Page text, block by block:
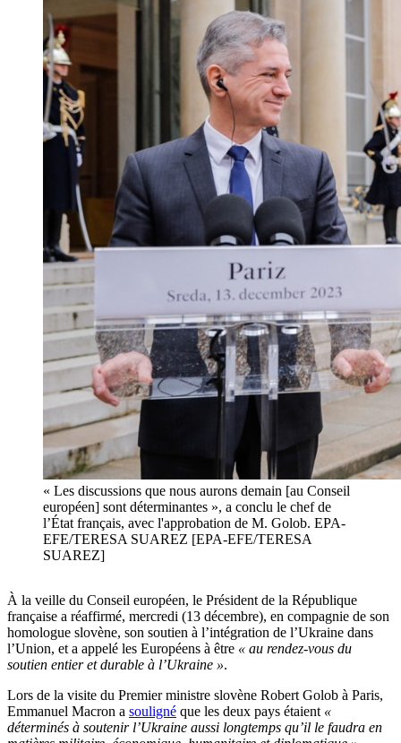
« Les discussions que nous aurons demain [au Conseil
européen] sont déterminantes », a conclu le chef de
l’État français, avec l'approbation de M. Golob. EPA-
EFE/TERESA SUAREZ [EPA-EFE/TERESA
SUAREZ]
À la veille du Conseil européen, le Président de la République
française a réaffirmé, mercredi (13 décembre), en compagnie de son
homologue slovène, son soutien à l’intégration de l’Ukraine dans
l’Union, et a appelé les Européens à être « au rendez-vous du
soutien entier et durable à l’Ukraine ».
Lors de la visite du Premier ministre slovène Robert Golob à Paris,
Emmanuel Macron a souligné que les deux pays étaient «
déterminés à soutenir l’Ukraine aussi longtemps qu’il le faudra en